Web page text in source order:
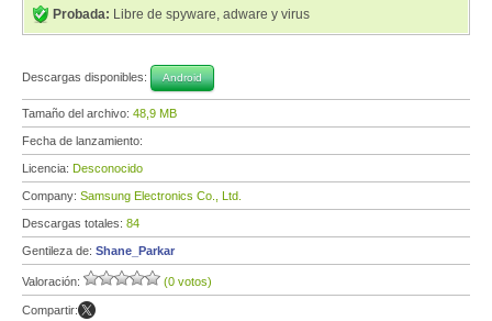
Probada: Libre de spyware, adware y virus
Descargas disponibles: Android
Tamaño del archivo: 48,9 MB
Fecha de lanzamiento:
Licencia: Desconocido
Company: Samsung Electronics Co., Ltd.
Descargas totales: 84
Gentileza de: Shane_Parkar
Valoración: (0 votos)
Compartir: